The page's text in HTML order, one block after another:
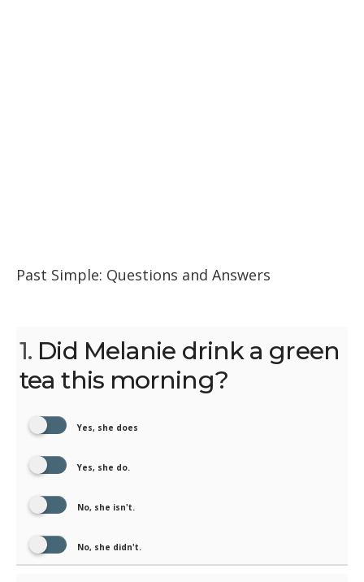
Past Simple: Questions and Answers
1. Did Melanie drink a green
tea this morning?
Yes, she does
Yes, she do.
No, she isn't.
No, she didn't.